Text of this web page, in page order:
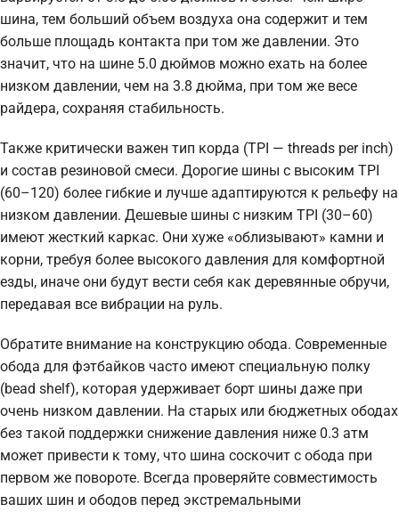
шина, тем больший объем воздуха она содержит и тем
больше площадь контакта при том же давлении. Это
значит, что на шине 5.0 дюймов можно ехать на более
низком давлении, чем на 3.8 дюйма, при том же весе
райдера, сохраняя стабильность.
Также критически важен тип корда (TPI — threads per inch)
и состав резиновой смеси. Дорогие шины с высоким TPI
(60–120) более гибкие и лучше адаптируются к рельефу на
низком давлении. Дешевые шины с низким TPI (30–60)
имеют жесткий каркас. Они хуже «облизывают» камни и
корни, требуя более высокого давления для комфортной
езды, иначе они будут вести себя как деревянные обручи,
передавая все вибрации на руль.
Обратите внимание на конструкцию обода. Современные
обода для фэтбайков часто имеют специальную полку
(bead shelf), которая удерживает борт шины даже при
очень низком давлении. На старых или бюджетных ободах
без такой поддержки снижение давления ниже 0.3 атм
может привести к тому, что шина соскочит с обода при
первом же повороте. Всегда проверяйте совместимость
ваших шин и ободов перед экстремальными